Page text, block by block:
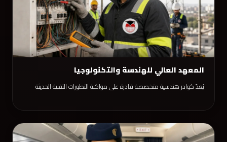
المعهد العالي للهندسة والتكنولوجيا
يُعِدّ كوادر هندسية متخصصة قادرة على مواكبة التطورات التقنية الحديثة